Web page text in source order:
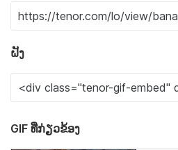
ຝັງ
GIF ທີ່ກ່ຽວຂ້ອງ